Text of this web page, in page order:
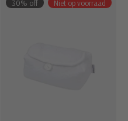
30% off Niet op voorraad